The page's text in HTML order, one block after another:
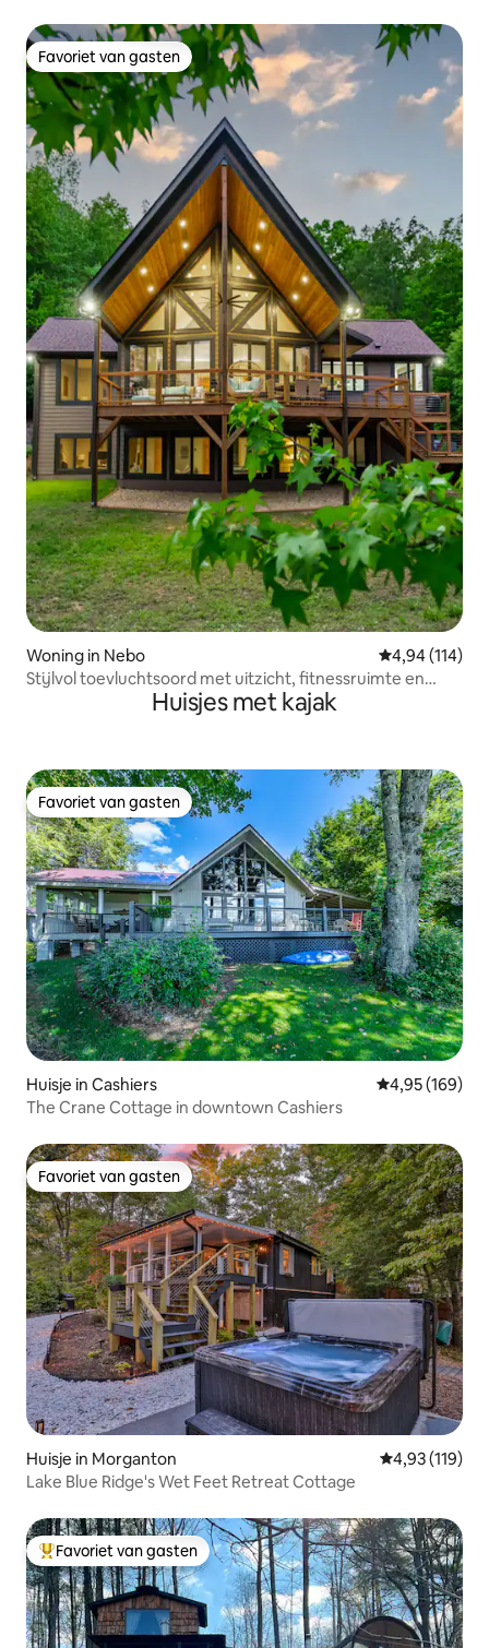
Favoriet van gasten
Favoriet van gasten
Woning in Nebo Gemiddelde
4,94 (114)
Stijlvol toevluchtsoord met uitzicht, fitnessruimte en
Huisjes met kajak
Favoriet van gasten
Favoriet van gasten
Huisje in Cashiers Gemiddelde
4,95 (169)
The Crane Cottage in downtown Cashiers
Favoriet van gasten
Favoriet van gasten
Huisje in Morganton Gemiddelde
4,93 (119)
Lake Blue Ridge's Wet Feet Retreat Cottage
Topfavoriet van gasten
Favoriet van gasten